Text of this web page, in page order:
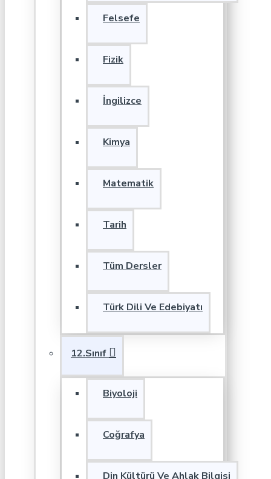
Felsefe
Fizik
İngilizce
Kimya
Matematik
Tarih
Tüm Dersler
Türk Dili Ve Edebiyatı
12.Sınıf
Biyoloji
Coğrafya
Din Kültürü Ve Ahlak Bilgisi